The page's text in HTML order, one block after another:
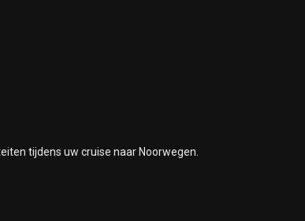
tijdens uw cruise naar Noorwegen.